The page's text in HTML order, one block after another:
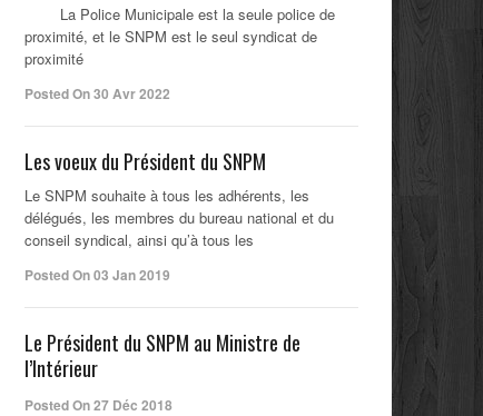
La Police Municipale est la seule police de
proximité, et le SNPM est le seul syndicat de
proximité
Posted On 30 Avr 2022
Les voeux du Président du SNPM
Le SNPM souhaite à tous les adhérents, les
délégués, les membres du bureau national et du
conseil syndical, ainsi qu’à tous les
Posted On 03 Jan 2019
Le Président du SNPM au Ministre de
l’Intérieur
Posted On 27 Déc 2018